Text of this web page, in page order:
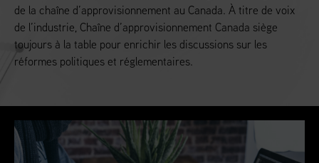
de la chaîne d’approvisionnement au Canada. À titre de voix
de l’industrie, Chaîne d’approvisionnement Canada siège
toujours à la table pour enrichir les discussions sur les
réformes politiques et réglementaires.